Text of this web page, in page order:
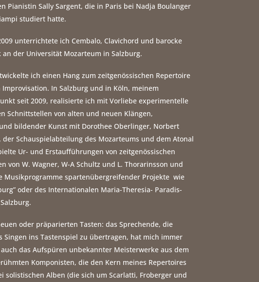
Pianistin Sally Sargent, die in Paris bei Nadja Boulanger
studiert hatte.
unterrichtete ich Cembalo, Clavichord und barocke
an der Universität Mozarteum in Salzburg.
ich einen Hang zum zeitgenössischen Repertoire
In Salzburg und in Köln, meinem
seit 2009, realisierte ich mit Vorliebe experimentelle
Schnittstellen von alten und neuen Klängen,
bildender Kunst mit Dorothee Oberlinger, Norbert
der Schauspielabteilung des Mozarteums und dem Atonal
Ur- und Erstaufführungen von zeitgenössischen
von W. Wagner, W-A Schultz und L. Thorarinsson und
Musikprogramme spartenübergreifender Projekte wie
oder des Internationalen Maria-Theresia- Paradis-
oder präparierten Tasten: das Sprechende, die
Singen ins Tastenspiel zu übertragen, hat mich immer
das Aufspüren unbekannter Meisterwerke aus dem
Komponisten, die den Kern meines Repertoires
solistischen Alben (die sich um Scarlatti, Froberger und